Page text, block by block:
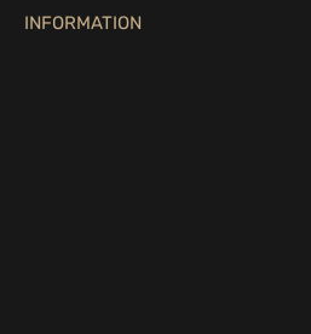
INFORMATION